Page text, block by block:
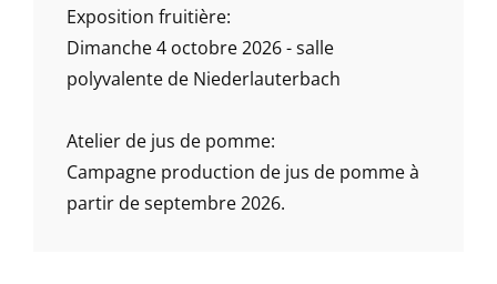
Exposition fruitière:
Dimanche 4 octobre 2026 - salle
polyvalente de Niederlauterbach
Atelier de jus de pomme:
Campagne production de jus de pomme à
partir de septembre 2026.